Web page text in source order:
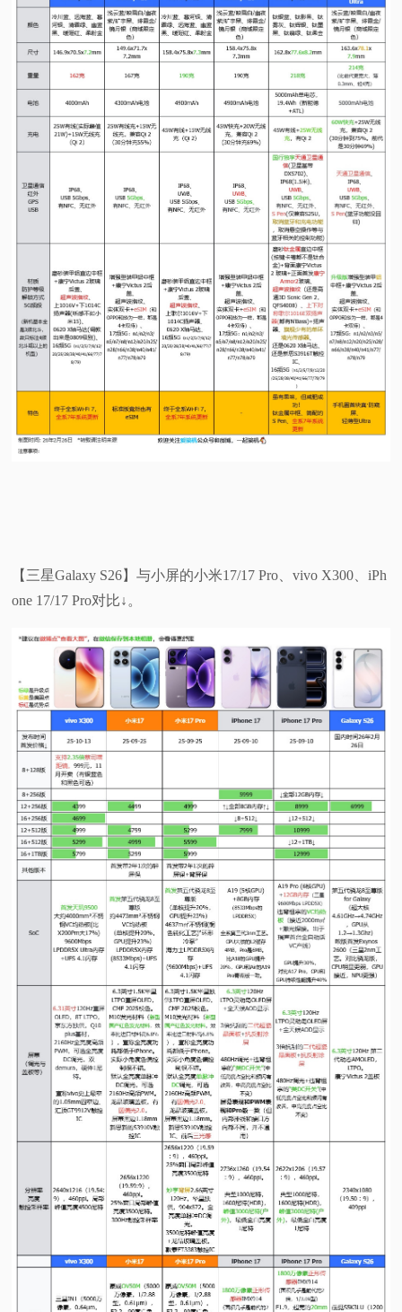
【三星Galaxy S26】与小屏的小米17/17 Pro、vivo X300、iPh
one 17/17 Pro对比↓。